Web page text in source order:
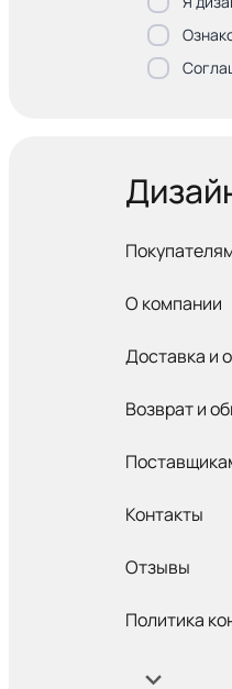
О компании
Доставка и
Возврат и
Контакты
Отзывы
Политика